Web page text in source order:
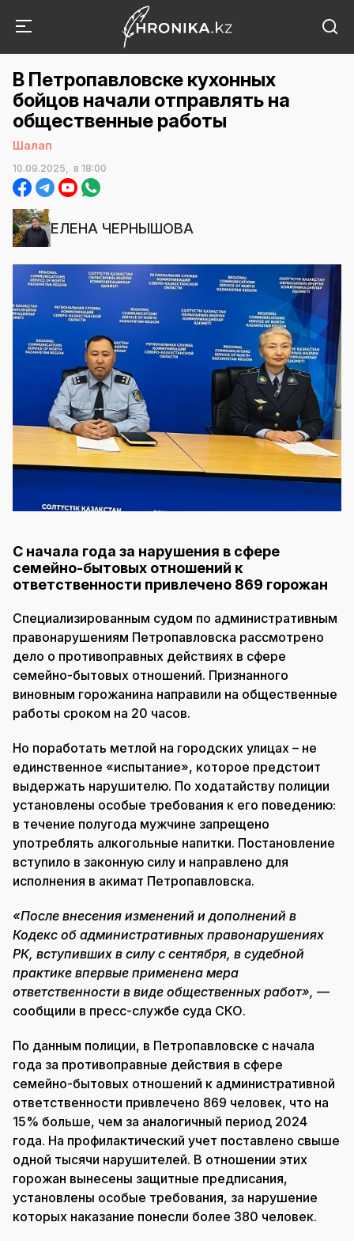
В Петропавловске кухонных
бойцов начали отправлять на
общественные работы
Шалап
10.09.2025, в 18:00
ЕЛЕНА ЧЕРНЫШОВА
С начала года за нарушения в сфере
семейно-бытовых отношений к
ответственности привлечено 869 горожан
Специализированным судом по административным
правонарушениям Петропавловска рассмотрено
дело о противоправных действиях в сфере
семейно-бытовых отношений. Признанного
виновным горожанина направили на общественные
работы сроком на 20 часов.
Но поработать метлой на городских улицах – не
единственное «испытание», которое предстоит
выдержать нарушителю. По ходатайству полиции
установлены особые требования к его поведению:
в течение полугода мужчине запрещено
употреблять алкогольные напитки. Постановление
вступило в законную силу и направлено для
исполнения в акимат Петропавловска.
«После внесения изменений и дополнений в
Кодекс об административных правонарушениях
РК, вступивших в силу с сентября, в судебной
практике впервые применена мера
ответственности в виде общественных работ», —
сообщили в пресс-службе суда СКО.
По данным полиции, в Петропавловске с начала
года за противоправные действия в сфере
семейно-бытовых отношений к административной
ответственности привлечено 869 человек, что на
15% больше, чем за аналогичный период 2024
года. На профилактический учет поставлено свыше
одной тысячи нарушителей. В отношении этих
горожан вынесены защитные предписания,
установлены особые требования, за нарушение
которых наказание понесли более 380 человек.